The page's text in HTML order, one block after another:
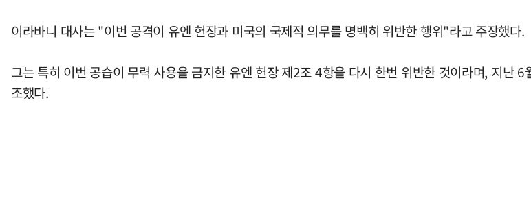
이라바니 대사는 "이번 공격이 유엔 헌장과 미국의 국제적 의무를 명백히 위반한 행위"라고 주장했다.
그는 특히 이번 공습이 무력 사용을 금지한 유엔 헌장 제2조 4항을 다시 한번 위반한 것이라며, 지난
조했다.